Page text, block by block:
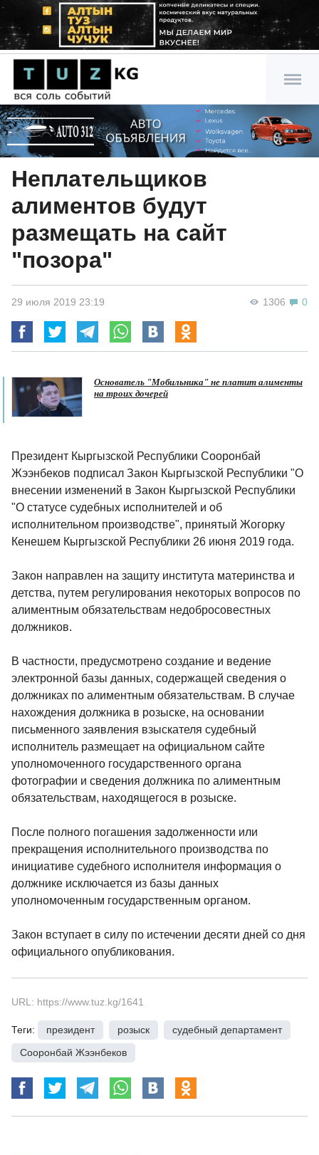
Неплательщиков
алиментов будут
размещать на сайт
"позора"
1306 0
29 июля 2019 23:19
Основатель "Мобильника" не платит алименты
на троих дочерей
Президент Кыргызской Республики Сооронбай
Жээнбеков подписал Закон Кыргызской Республики "О
внесении изменений в Закон Кыргызской Республики
"О статусе судебных исполнителей и об
исполнительном производстве", принятый Жогорку
Кенешем Кыргызской Республики 26 июня 2019 года.
Закон направлен на защиту института материнства и
детства, путем регулирования некоторых вопросов по
алиментным обязательствам недобросовестных
должников.
В частности, предусмотрено создание и ведение
электронной базы данных, содержащей сведения о
должниках по алиментным обязательствам. В случае
нахождения должника в розыске, на основании
письменного заявления взыскателя судебный
исполнитель размещает на официальном сайте
уполномоченного государственного органа
фотографии и сведения должника по алиментным
обязательствам, находящегося в розыске.
После полного погашения задолженности или
прекращения исполнительного производства по
инициативе судебного исполнителя информация о
должнике исключается из базы данных
уполномоченным государственным органом.
Закон вступает в силу по истечении десяти дней со дня
официального опубликования.
URL: https://www.tuz.kg/1641
Теги: президент розыск судебный департамент
Сооронбай Жээнбеков